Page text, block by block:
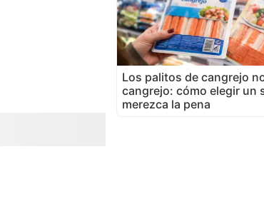
Los palitos de cangrejo
cangrejo: cómo elegir un
merezca la pena